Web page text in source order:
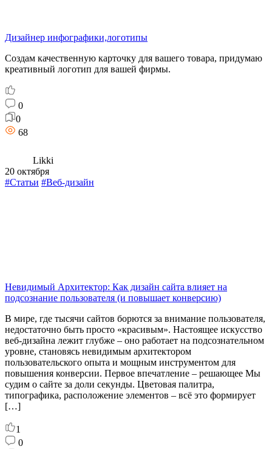
Дизайнер инфографики,логотипы
Создам качественную карточку для вашего товара, придумаю
креативный логотип для вашей фирмы.
0
0
68
Likki
20 октября
#Статьи #Веб-дизайн
Невидимый Архитектор: Как дизайн сайта влияет на
подсознание пользователя (и повышает конверсию)
В мире, где тысячи сайтов борются за внимание пользователя,
недостаточно быть просто «красивым». Настоящее искусство
веб-дизайна лежит глубже – оно работает на подсознательном
уровне, становясь невидимым архитектором
пользовательского опыта и мощным инструментом для
повышения конверсии. Первое впечатление – решающее Мы
судим о сайте за доли секунды. Цветовая палитра,
типографика, расположение элементов – всё это формирует
[…]
1
0